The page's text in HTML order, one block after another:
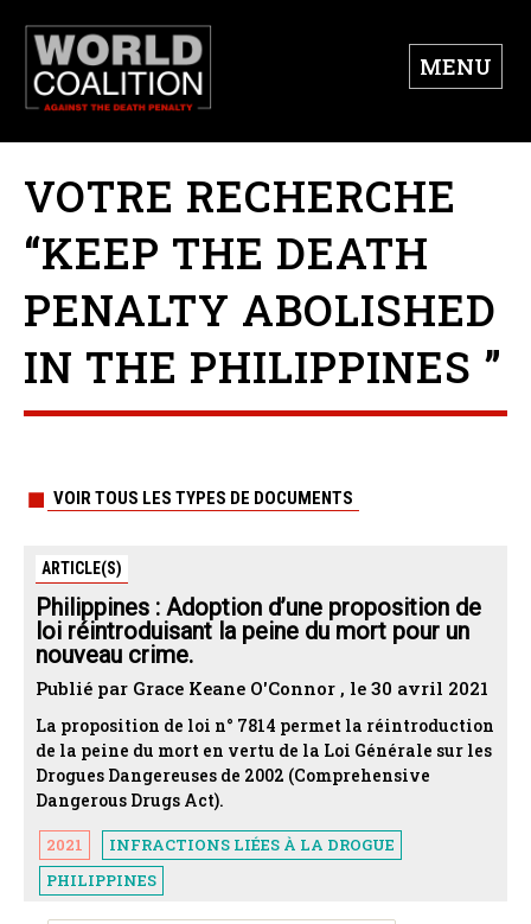
MENU
VOTRE RECHERCHE
“KEEP THE DEATH
PENALTY ABOLISHED
IN THE PHILIPPINES ”
VOIR TOUS LES TYPES DE DOCUMENTS
ARTICLE(S)
Philippines : Adoption d’une proposition de
loi réintroduisant la peine du mort pour un
nouveau crime.
Publié par Grace Keane O'Connor , le 30 avril 2021
La proposition de loi n° 7814 permet la réintroduction
de la peine du mort en vertu de la Loi Générale sur les
Drogues Dangereuses de 2002 (Comprehensive
Dangerous Drugs Act).
2021
INFRACTIONS LIÉES À LA DROGUE
PHILIPPINES